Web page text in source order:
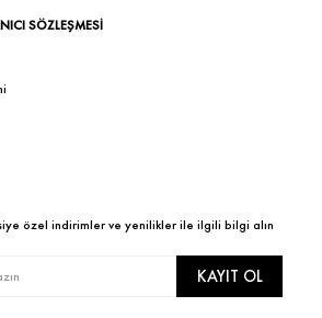
SÖZLEŞMESİ
özel indirimler ve yenilikler ile ilgili bilgi alın
KAYIT OL